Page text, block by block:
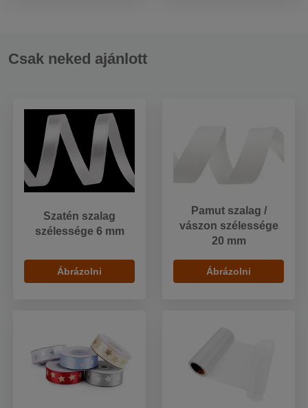
Csak neked ajánlott
Szatén szalag
szélessége 6 mm
Ábrázolni
Pamut szalag /
vászon szélessége
20 mm
Ábrázolni